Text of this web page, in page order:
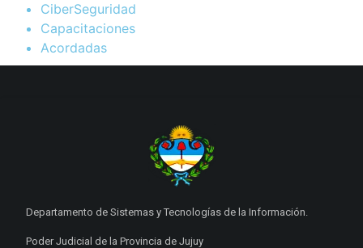
CiberSeguridad
Capacitaciones
Acordadas
Departamento de Sistemas y Tecnologías de la Información.
Poder Judicial de la Provincia de Jujuy